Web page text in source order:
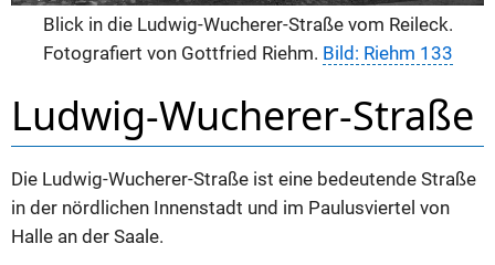
Blick in die Ludwig-Wucherer-Straße vom Reileck.
Fotografiert von Gottfried Riehm. Bild: Riehm 133
Ludwig-Wucherer-Straße
Die Ludwig-Wucherer-Straße ist eine bedeutende Straße
in der nördlichen Innenstadt und im Paulusviertel von
Halle an der Saale.